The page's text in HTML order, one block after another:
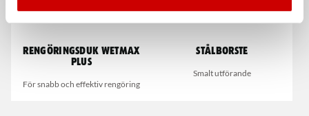
Rengöringsduk Wetmax
Plus
För snabb och effektiv rengöring
Stålborste
Smalt utförande